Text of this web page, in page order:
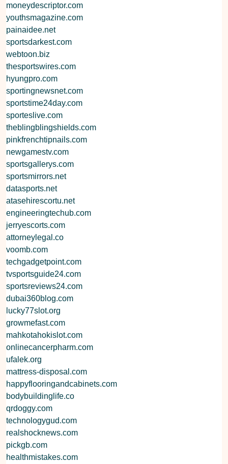
moneydescriptor.com
youthsmagazine.com
painaidee.net
sportsdarkest.com
webtoon.biz
thesportswires.com
hyungpro.com
sportingnewsnet.com
sportstime24day.com
sporteslive.com
theblingblingshields.com
pinkfrenchtipnails.com
newgamestv.com
sportsgallerys.com
sportsmirrors.net
datasports.net
atasehirescortu.net
engineeringtechub.com
jerryescorts.com
attorneylegal.co
voomb.com
techgadgetpoint.com
tvsportsguide24.com
sportsreviews24.com
dubai360blog.com
lucky77slot.org
growmefast.com
mahkotahokislot.com
onlinecancerpharm.com
ufalek.org
mattress-disposal.com
happyflooringandcabinets.com
bodybuildinglife.co
qrdoggy.com
technologygud.com
realshocknews.com
pickgb.com
healthmistakes.com